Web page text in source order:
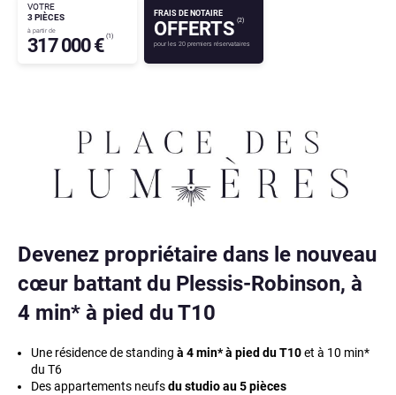
VOTRE
3 PIÈCES
à partir de
317 000 € (1)
FRAIS DE NOTAIRE
OFFERTS (2)
pour les 20 premiers réservataires
Devenez propriétaire dans le nouveau
cœur battant du Plessis-Robinson, à
4 min* à pied du T10
Une résidence de standing à 4 min* à pied du T10et à 10 min*
du T6
Des appartements neufsdu studio au 5 pièces